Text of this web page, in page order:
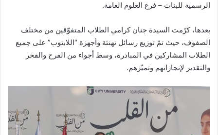
الرسمية للبنات – فرع العلوم العامة.
بعدها، كرّمت السيدة جنان كرامي الطلاب المتفوّقين من مختلف
الصفوف، حيث تمّ توزيع رسائل تهنئة وأجهزة “اللابتوب” على جميع
الطلاب المشاركين في المبادرة، وسط أجواء من الفرح والفخر
والتقدير لإنجازاتهم وتميّزهم.